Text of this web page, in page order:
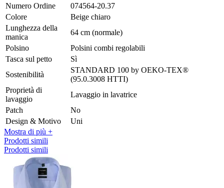
Numero Ordine
074564-20.37
Colore
Beige chiaro
Lunghezza della
manica
64 cm (normale)
Polsino
Polsini combi regolabili
Tasca sul petto
Sì
Sostenibilità
STANDARD 100 by OEKO-TEX®
(95.0.3008 HTTI)
Proprietà di
lavaggio
Lavaggio in lavatrice
Patch
No
Design & Motivo
Uni
Mostra di più +
Prodotti simili
Prodotti simili